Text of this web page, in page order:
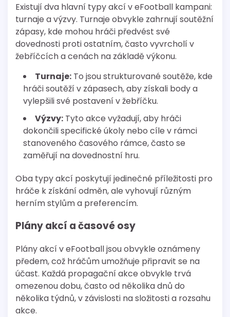
Existují dva hlavní typy akcí v eFootball kampani:
turnaje a výzvy. Turnaje obvykle zahrnují soutěžní
zápasy, kde mohou hráči předvést své
dovednosti proti ostatním, často vyvrcholí v
žebříčcích a cenách na základě výkonu.
Turnaje: To jsou strukturované soutěže, kde
hráči soutěží v zápasech, aby získali body a
vylepšili své postavení v žebříčku.
Výzvy: Tyto akce vyžadují, aby hráči
dokončili specifické úkoly nebo cíle v rámci
stanoveného časového rámce, často se
zaměřují na dovednostní hru.
Oba typy akcí poskytují jedinečné příležitosti pro
hráče k získání odměn, ale vyhovují různým
herním stylům a preferencím.
Plány akcí a časové osy
Plány akcí v eFootball jsou obvykle oznámeny
předem, což hráčům umožňuje připravit se na
účast. Každá propagační akce obvykle trvá
omezenou dobu, často od několika dnů do
několika týdnů, v závislosti na složitosti a rozsahu
akce.